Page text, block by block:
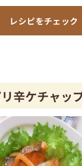
レシピをチェック
辛ケチャッ